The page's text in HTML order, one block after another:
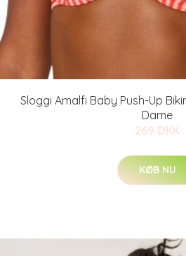
Sloggi Amalfi Baby Push-Up
Dame
269 DKK
KØB NU